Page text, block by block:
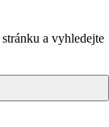
a vyhledejte